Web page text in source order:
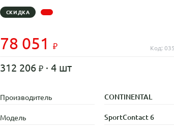
СКИДКА
78 051 Код:
312 206 · 4 шт
Производитель CONTINENTAL
Модель SportContact 6